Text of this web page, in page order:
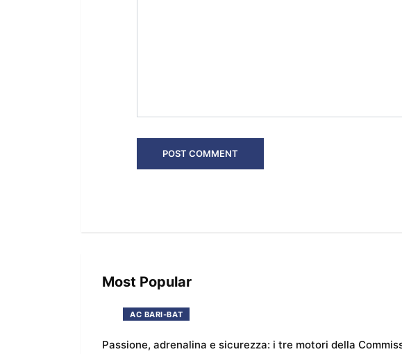
Most Popular
AC BARI-BAT
Passione, adrenalina e sicurezza: i tre motori della